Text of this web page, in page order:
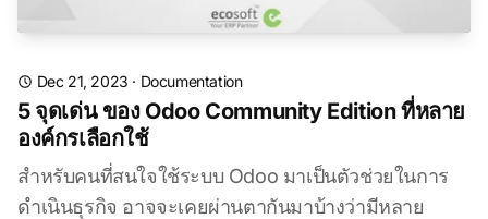
Dec 21, 2023 · Documentation
5 จุดเด่น ของ Odoo Community Edition ที่หลาย
องค์กรเลือกใช้
สำหรับคนที่สนใจใช้ระบบ Odoo มาเป็นตัวช่วยในการ
ดำเนินธุรกิจ อาจจะเคยผ่านตากันมาบ้างว่ามีหลาย